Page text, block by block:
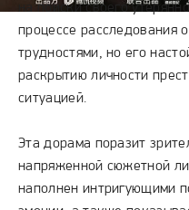
на поиски своего
процессе расследования
трудностями, но его
раскрытию личности
ситуацией.
Эта дорама поразит
напряженной сюжетной
наполнен интригующими